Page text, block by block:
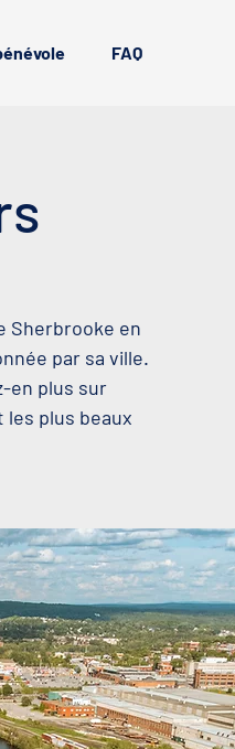
FAQ
Sherbrooke en
par sa ville.
en plus sur
plus beaux